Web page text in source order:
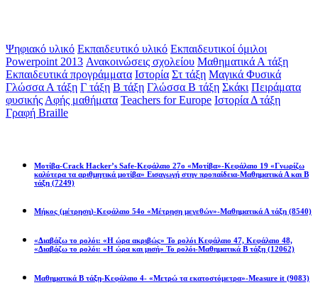
Ψηφιακό υλικό Εκπαιδευτικό υλικό Εκπαιδευτικοί όμιλοι
Powerpoint 2013 Ανακοινώσεις σχολείου Μαθηματικά Α τάξη
Εκπαιδευτικά προγράμματα Ιστορία Στ τάξη Μαγικά Φυσικά
Γλώσσα Α τάξη Γ τάξη Β τάξη Γλώσσα Β τάξη Σκάκι Πειράματα
φυσικής Αφής μαθήματα Teachers for Europe Ιστορία Δ τάξη
Γραφή Braille
Μοτίβα-Crack Hacker’s Safe-Κεφάλαιο 27ο «Μοτίβα»-Κεφάλαιο 19 «Γνωρίζω
καλύτερα τα αριθμητικά μοτίβα» Εισαγωγή στην προπαίδεια-Μαθηματικά Α και Β
τάξη (7249)
Μήκος (μέτρηση)-Κεφάλαιο 54ο «Μέτρηση μεγεθών»-Μαθηματικά Α τάξη (8540)
«Διαβάζω το ρολόι: «Η ώρα ακριβώς» Το ρολόι Κεφάλαιο 47, Κεφάλαιο 48,
«Διαβάζω το ρολόι: «Η ώρα και μισή» Το ρολόι-Μαθηματικά Β τάξη (12062)
Μαθηματικά Β τάξη-Κεφάλαιο 4- «Μετρώ τα εκατοστόμετρα»-Measure it (9083)